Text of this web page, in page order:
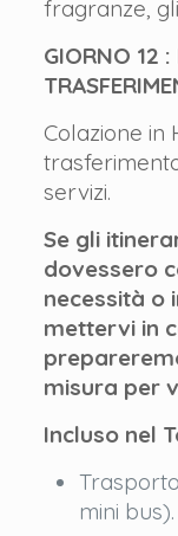
fragranze,
GIORNO 12 :
Colazione in
servizi.
Se gli
dovessero
necessità o
mettervi in
misura per
Incluso nel
mini bus).